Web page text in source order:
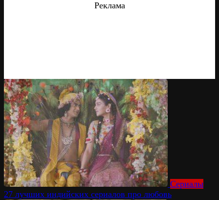
Реклама
Сериалы
27 лучших индийских сериалов про любовь